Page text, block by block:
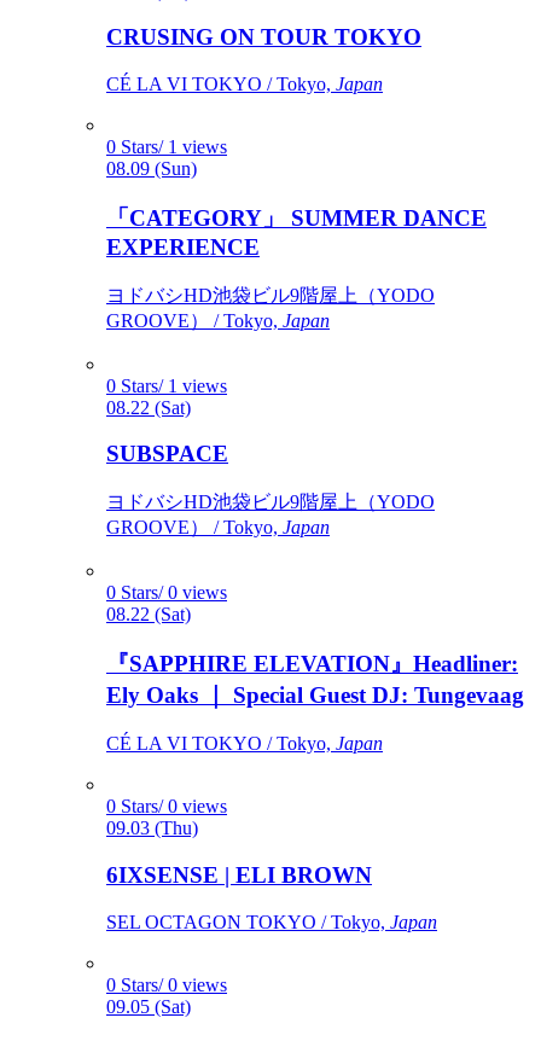
CRUSING ON TOUR TOKYO
CÉ LA VI TOKYO / Tokyo, Japan
0 Stars/ 1 views
08.09 (Sun)
「CATEGORY」 SUMMER DANCE
EXPERIENCE
ヨドバシHD池袋ビル9階屋上（YODO
GROOVE） / Tokyo, Japan
0 Stars/ 1 views
08.22 (Sat)
SUBSPACE
ヨドバシHD池袋ビル9階屋上（YODO
GROOVE） / Tokyo, Japan
0 Stars/ 0 views
08.22 (Sat)
『SAPPHIRE ELEVATION』Headliner:
Ely Oaks ｜ Special Guest DJ: Tungevaag
CÉ LA VI TOKYO / Tokyo, Japan
0 Stars/ 0 views
09.03 (Thu)
6IXSENSE | ELI BROWN
SEL OCTAGON TOKYO / Tokyo, Japan
0 Stars/ 0 views
09.05 (Sat)